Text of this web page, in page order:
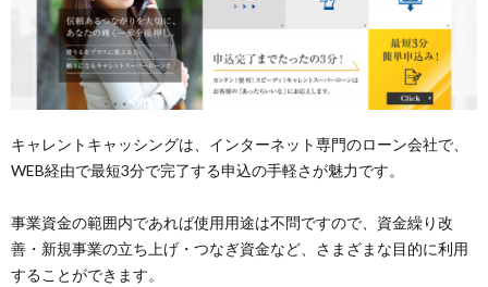
キャレントキャッシングは、インターネット専門のローン会社で、
WEB経由で最短3分で完了する申込の手軽さが魅力です。
事業資金の範囲内であれば使用用途は不問ですので、資金繰り改
善・新規事業の立ち上げ・つなぎ資金など、さまざまな目的に利用
することができます。